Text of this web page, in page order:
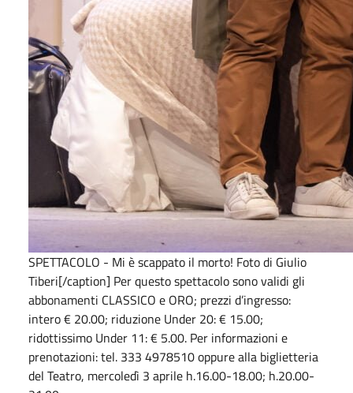
SPETTACOLO - Mi è scappato il morto! Foto di Giulio
Tiberi[/caption] Per questo spettacolo sono validi gli
abbonamenti CLASSICO e ORO; prezzi d’ingresso:
intero € 20.00; riduzione Under 20: € 15.00;
ridottissimo Under 11: € 5.00. Per informazioni e
prenotazioni: tel. 333 4978510 oppure alla biglietteria
del Teatro, mercoledì 3 aprile h.16.00-18.00; h.20.00-